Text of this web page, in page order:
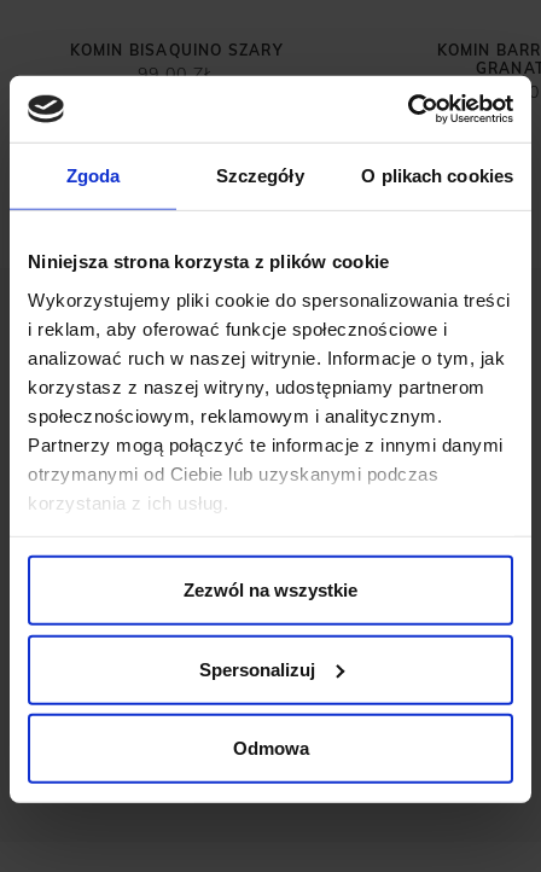
Zgoda Szczegóły O plikach cookies
Niniejsza strona korzysta z plików cookie
Wykorzystujemy pliki cookie do spersonalizowania treści
i reklam, aby oferować funkcje społecznościowe i
analizować ruch w naszej witrynie. Informacje o tym, jak
korzystasz z naszej witryny, udostępniamy partnerom
społecznościowym, reklamowym i analitycznym.
Partnerzy mogą połączyć te informacje z innymi danymi
otrzymanymi od Ciebie lub uzyskanymi podczas
korzystania z ich usług.
Zezwól na wszystkie
Spersonalizuj
Odmowa
KOMIN BISAQUINO SZARY
99,00 ZŁ
KOMIN
OPINIE O PRODUKCIE: SWETER
MĘSKI GORIANO GOLF BEŻOWY
Ten produkt nie ma jeszcze opinii, dodaj opinię, bądź
pierwszy!